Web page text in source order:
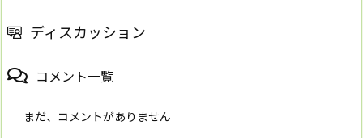
ディスカッション
コメント一覧
まだ、コメントがありません